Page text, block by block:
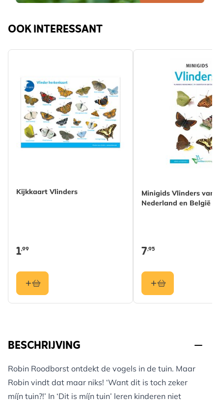
OOK INTERESSANT
Kijkkaart Vlinders
1,99
Minigids Vlinders van
Nederland en België
7,95
BESCHRIJVING
Robin Roodborst ontdekt de vogels in de tuin. Maar
Robin vindt dat maar niks! ‘Want dit is toch zeker
míjn tuin?!’ In ‘Dit is míjn tuin’ leren kinderen niet